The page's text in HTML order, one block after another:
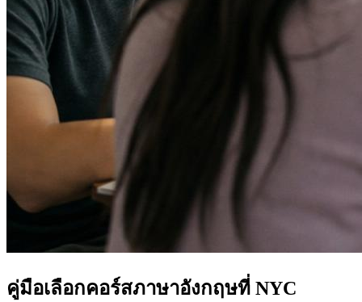
คู่มือเลือกคอร์สภาษาอังกฤษที่ NYC